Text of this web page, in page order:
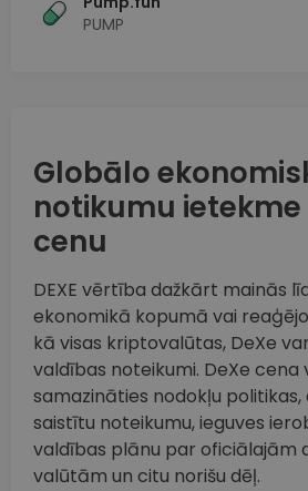
PUMP
Globālo
notikumu ietekme
cenu
DEXE vērtība dažkārt mainās
ekonomikā kopumā vai
kā visas kriptovalūtas, DeXe
valdības noteikumi. DeXe cena
samazināties nodokļu politikas,
saistītu noteikumu, ieguves
valdības plānu par oficiālajām
valūtām un citu norišu dēļ.